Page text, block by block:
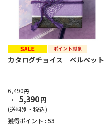
カタログチョイス ベルベット
6,490円
5,390円
(送料別・税込)
獲得ポイント : 53